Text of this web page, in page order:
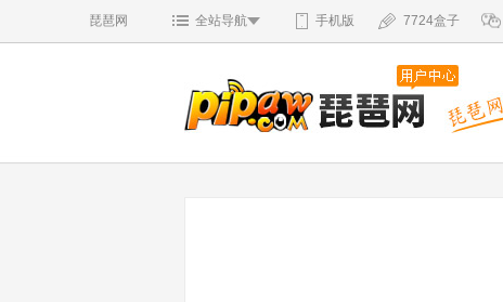
琵琶网 全站导航 手机版 7724盒子